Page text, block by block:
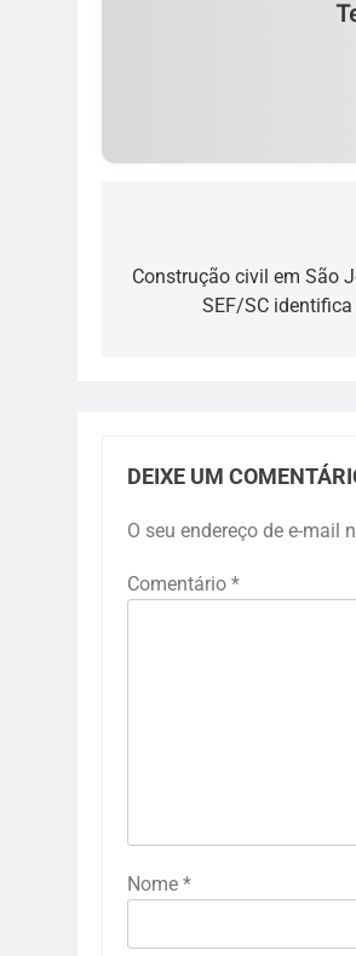
de
Construção civil em São
SEF/SC
DEIXE UM
O seu endereço de e-mail
Comentário *
Nome *